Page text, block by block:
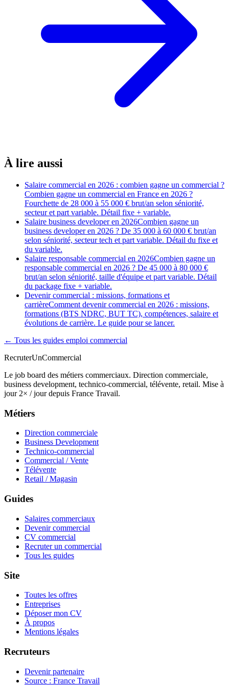
À lire aussi
Salaire commercial en 2026 : combien gagne un commercial ?
Combien gagne un commercial en France en 2026 ?
Fourchette de 28 000 à 55 000 € brut/an selon séniorité,
secteur et part variable. Détail fixe + variable.
Salaire business developer en 2026Combien gagne un
business developer en 2026 ? De 35 000 à 60 000 € brut/an
selon séniorité, secteur tech et part variable. Détail du fixe et
du variable.
Salaire responsable commercial en 2026Combien gagne un
responsable commercial en 2026 ? De 45 000 à 80 000 €
brut/an selon séniorité, taille d'équipe et part variable. Détail
du package fixe + variable.
Devenir commercial : missions, formations et
carrièreComment devenir commercial en 2026 : missions,
formations (BTS NDRC, BUT TC), compétences, salaire et
évolutions de carrière. Le guide pour se lancer.
← Tous les guides emploi commercial
RecruterUnCommercial
Le job board des métiers commerciaux. Direction commerciale,
business development, technico-commercial, télévente, retail. Mise à
jour 2× / jour depuis France Travail.
Métiers
Direction commerciale
Business Development
Technico-commercial
Commercial / Vente
Télévente
Retail / Magasin
Guides
Salaires commerciaux
Devenir commercial
CV commercial
Recruter un commercial
Tous les guides
Site
Toutes les offres
Entreprises
Déposer mon CV
À propos
Mentions légales
Recruteurs
Devenir partenaire
Source : France Travail